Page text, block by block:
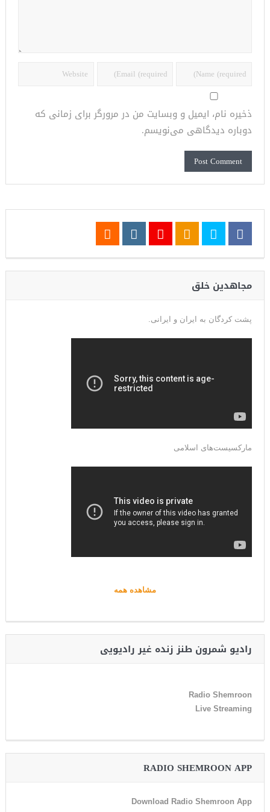
ذخیره نام، ایمیل و وبسایت من در مرورگر برای زمانی که
دوباره دیدگاهی می‌نویسم.
مجاهدین خلق
پشت کردگان به ایران و ایرانی.
مارکسیست‌های اسلامی
مشاهده همه
رادیو شمرون طنز زنده غیر رادیویی
Radio Shemroon
Live Streaming
RADIO SHEMROON APP
Download Radio Shemroon App